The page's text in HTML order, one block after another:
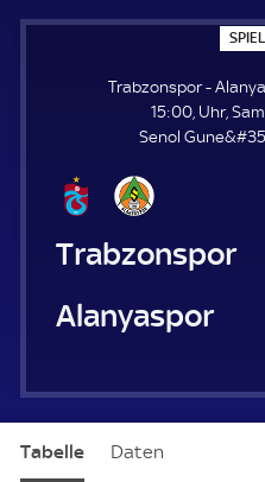
Trabzonspor -
15:00, Uhr,
Senol
Trabzonspor
Alanyaspor
Tabelle Daten